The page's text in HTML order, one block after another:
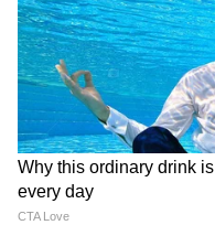
তাদের জন্যই এই
চলেছে।
5
10